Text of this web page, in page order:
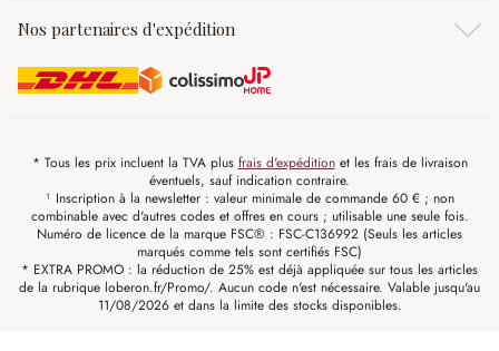
Nos partenaires d'expédition
* Tous les prix incluent la TVA plus frais d'expéditionet les frais de livraison
éventuels, sauf indication contraire.
¹ Inscription à la newsletter : valeur minimale de commande 60 € ; non
combinable avec d'autres codes et offres en cours ; utilisable une seule fois.
Numéro de licence de la marque FSC® : FSC-C136992 (Seuls les articles
marqués comme tels sont certifiés FSC)
* EXTRA PROMO : la réduction de 25% est déjà appliquée sur tous les articles
de la rubrique loberon.fr/Promo/. Aucun code n'est nécessaire. Valable jusqu'au
11/08/2026 et dans la limite des stocks disponibles.